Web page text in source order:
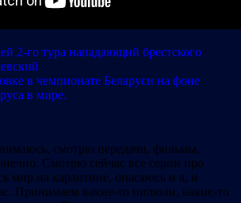
2-го тура нападающий брестского
в чемпионате Беларуси на фоне
в мире.
смотрю передачи, фильмы,
Смотрю сейчас все серии про
мир на карантине, опасаюсь и я, и
Принимаем какие-то пилюли, какие-то